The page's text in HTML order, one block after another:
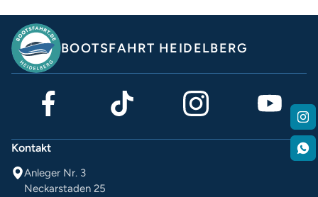
BOOTSFAHRT HEIDELBERG
Kontakt
Anleger Nr. 3
Neckarstaden 25